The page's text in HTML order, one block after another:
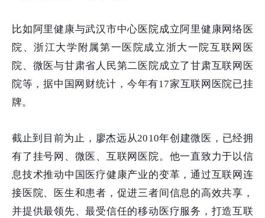
比如阿里健康与武汉市中心医院成立阿里健康网络医
院、浙江大学附属第一医院成立浙大一院互联网医
院、微医与甘肃省人民第二医院成立了甘肃互联网医
院等，据中国网财统计，今年有17家互联网医院已挂
牌。
截止到目前为止，廖杰远从2010年创建微医，已经拥
有了挂号网、微医、互联网医院。他一直致力于以信
息技术推动中国医疗健康产业的变革，通过互联网连
接医院、医生和患者，促进三者间信息的高效共享，
并提供最领先、最受信任的移动医疗服务，打造互联